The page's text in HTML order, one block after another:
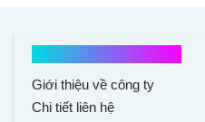
Giới thiệu về công ty
Chi tiết liên hệ